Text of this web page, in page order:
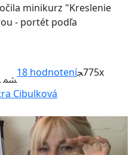
minikurz "Kreslenie
- portét podľa
18 hodnotení 775x
Cibulková